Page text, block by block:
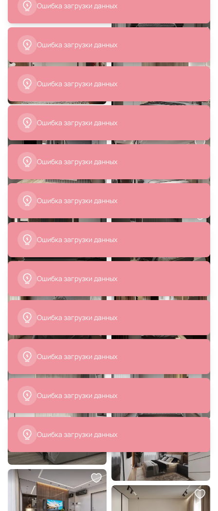
Ошибка загрузки данных
Ошибка загрузки данных
Ошибка загрузки данных
Ошибка загрузки данных
Ошибка загрузки данных
Ошибка загрузки данных
Ошибка загрузки данных
Ошибка загрузки данных
Ошибка загрузки данных
Ошибка загрузки данных
Ошибка загрузки данных
Ошибка загрузки данных
Зеркало Stage ОГОГО
1759728
Искусственное растение La
1005857 60 см.
28 709 ₽
Люстра Mantra KITESURF LED
3000К (теплый) 7190
В корзину
6 201 ₽
Подвесной светильник Lussole
Алахуа LSP-7182
14 700 ₽
светильником BelBagno SPC-
RNG-900-LED-TCH-MENS Ø 90 см
В корзину